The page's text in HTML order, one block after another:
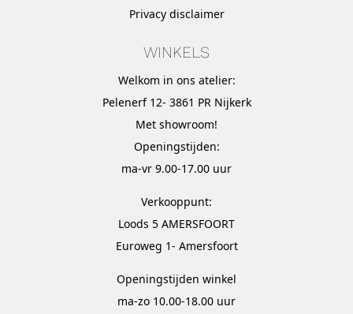
Privacy disclaimer
WINKELS
Welkom in ons atelier:
Pelenerf 12- 3861 PR Nijkerk
Met showroom!
Openingstijden:
ma-vr 9.00-17.00 uur
Verkooppunt:
Loods 5 AMERSFOORT
Euroweg 1- Amersfoort
Openingstijden winkel
ma-zo 10.00-18.00 uur